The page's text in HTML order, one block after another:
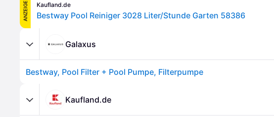
ANZEIGE Kaufland.de
Bestway Pool Reiniger 3028 Liter/Stunde Garten 58386
Galaxus
Bestway, Pool Filter + Pool Pumpe, Filterpumpe
Kaufland.de